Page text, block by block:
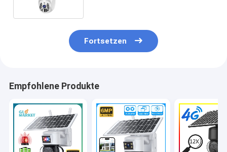
Fortsetzen
Empfohlene Produkte